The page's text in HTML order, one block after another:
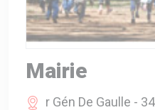
ANIMAUX
CATALOGUES
Mairie
r Gén De Gaulle -